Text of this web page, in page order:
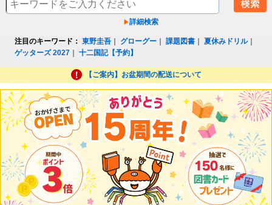
詳細検索
注目のキーワード： 東野圭吾 グローグー ｜課題図書 ｜夏休みドリル｜
ゲッターズ 2027 ｜十二国記【予約】
【ご案内】お盆期間の配送について